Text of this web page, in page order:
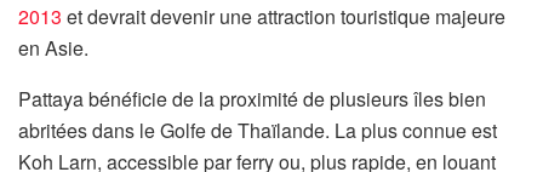
2013 et devrait devenir une attraction touristique majeure
en Asie.
Pattaya bénéficie de la proximité de plusieurs îles bien
abritées dans le Golfe de Thaïlande. La plus connue est
Koh Larn, accessible par ferry ou, plus rapide, en louant